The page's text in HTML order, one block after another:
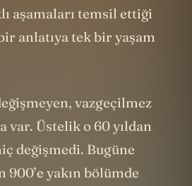
aşamaları temsil ettiği
anlatıya tek bir yaşam
vazgeçilmez
var. Üstelik o 60 yıldan
değişmedi. Bugüne
900’e yakın bölümde